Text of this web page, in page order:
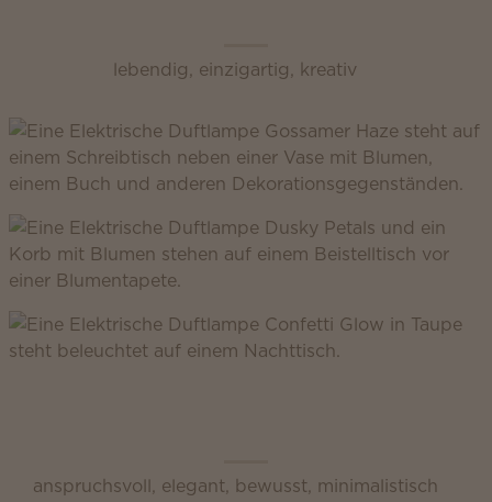
lebendig, einzigartig, kreativ
anspruchsvoll, elegant, bewusst, minimalistisch